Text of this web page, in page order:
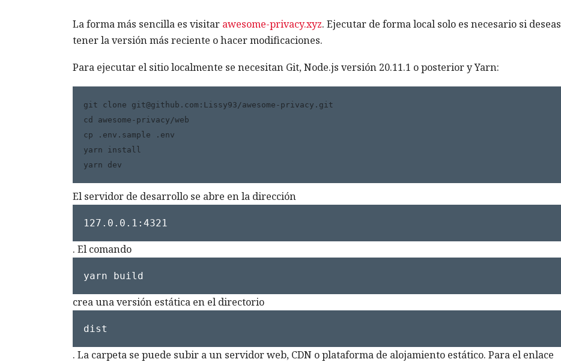
La forma más sencilla es visitar awesome-privacy.xyz. Ejecutar de forma local solo es necesario si deseas
tener la versión más reciente o hacer modificaciones.
Para ejecutar el sitio localmente se necesitan Git, Node.js versión 20.11.1 o posterior y Yarn:
git clone git@github.com:Lissy93/awesome-privacy.git
cd awesome-privacy/web
cp .env.sample .env
yarn install
yarn dev
El servidor de desarrollo se abre en la dirección
127.0.0.1:4321
. El comando
yarn build
crea una versión estática en el directorio
dist
. La carpeta se puede subir a un servidor web, CDN o plataforma de alojamiento estático. Para el enlace